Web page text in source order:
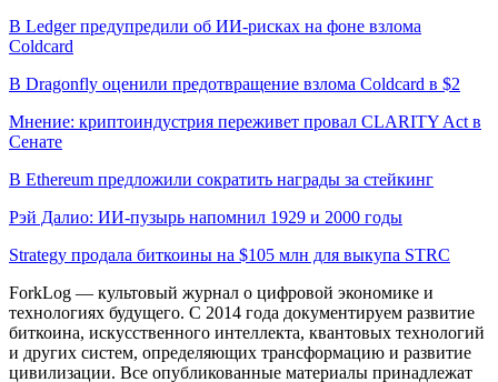
В Ledger предупредили об ИИ-рисках на фоне взлома
Coldcard
В Dragonfly оценили предотвращение взлома Coldcard в $2
Мнение: криптоиндустрия переживет провал CLARITY Act в
Сенате
В Ethereum предложили сократить награды за стейкинг
Рэй Далио: ИИ-пузырь напомнил 1929 и 2000 годы
Strategy продала биткоины на $105 млн для выкупа STRC
ForkLog — культовый журнал о цифровой экономике и
технологиях будущего. С 2014 года документируем развитие
биткоина, искусственного интеллекта, квантовых технологий
и других систем, определяющих трансформацию и развитие
цивилизации. Все опубликованные материалы принадлежат